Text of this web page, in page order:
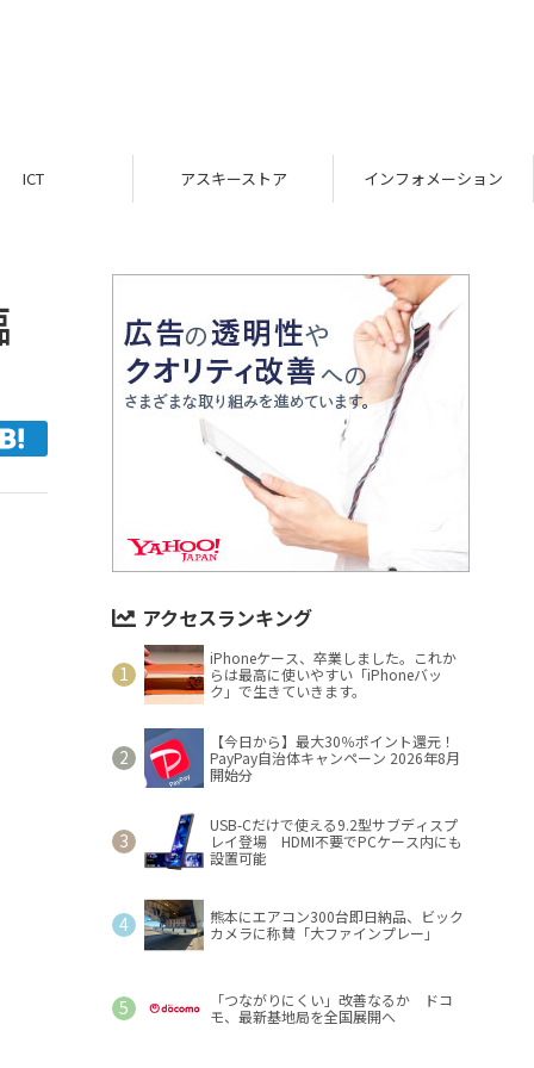
ICT アスキーストア インフォメーション
アクセスランキング
iPhoneケース、卒業しました。これか
らは最高に使いやすい「iPhoneバッ
ク」で生きていきます。
【今日から】最大30％ポイント還元！
PayPay自治体キャンペーン 2026年8月
開始分
USB-Cだけで使える9.2型サブディスプ
レイ登場 HDMI不要でPCケース内にも
設置可能
熊本にエアコン300台即日納品、ビック
カメラに称賛「大ファインプレー」
「つながりにくい」改善なるか ドコ
モ、最新基地局を全国展開へ